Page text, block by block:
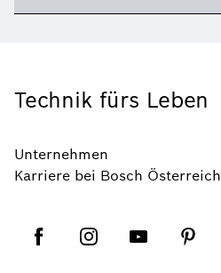
Technik fürs Leben
Unternehmen
Karriere bei Bosch Österreich